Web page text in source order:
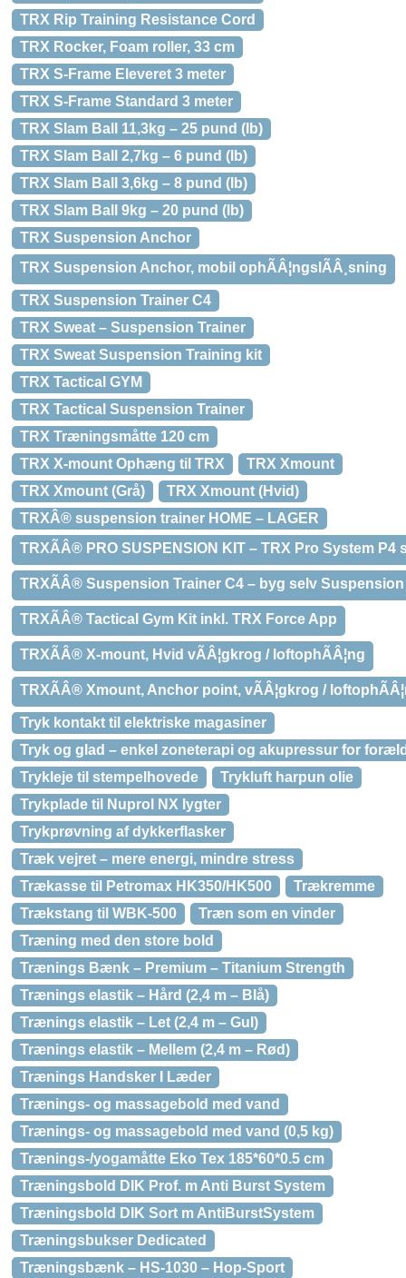
TRX Rip Training Resistance Cord
TRX Rocker, Foam roller, 33 cm
TRX S-Frame Eleveret 3 meter
TRX S-Frame Standard 3 meter
TRX Slam Ball 11,3kg – 25 pund (lb)
TRX Slam Ball 2,7kg – 6 pund (lb)
TRX Slam Ball 3,6kg – 8 pund (lb)
TRX Slam Ball 9kg – 20 pund (lb)
TRX Suspension Anchor
TRX Suspension Anchor, mobil ophÃÂ¦ngslÃÂ¸sning
TRX Suspension Trainer C4
TRX Sweat – Suspension Trainer
TRX Sweat Suspension Training kit
TRX Tactical GYM
TRX Tactical Suspension Trainer
TRX Træningsmåtte 120 cm
TRX X-mount Ophæng til TRX
TRX Xmount
TRX Xmount (Grå)
TRX Xmount (Hvid)
TRXÂ® suspension trainer HOME – LAGER
TRXÃÂ® PRO SUSPENSION KIT – TRX Pro System P4
TRXÃÂ® Suspension Trainer C4 – byg selv
TRXÃÂ® Tactical Gym Kit inkl. TRX Force App
TRXÃÂ® X-mount, Hvid vÃÂ¦gkrog / loftophÃÂ¦ng
TRXÃÂ® Xmount, Anchor point, vÃÂ¦gkrog /
Tryk kontakt til elektriske magasiner
Tryk og glad – enkel zoneterapi og akupressur for
Trykleje til stempelhovede
Trykluft harpun olie
Trykplade til Nuprol NX lygter
Trykprøvning af dykkerflasker
Træk vejret – mere energi, mindre stress
Trækasse til Petromax HK350/HK500
Trækremme
Trækstang til WBK-500
Træn som en vinder
Træning med den store bold
Trænings Bænk – Premium – Titanium Strength
Trænings elastik – Hård (2,4 m – Blå)
Trænings elastik – Let (2,4 m – Gul)
Trænings elastik – Mellem (2,4 m – Rød)
Trænings Handsker I Læder
Trænings- og massagebold med vand
Trænings- og massagebold med vand (0,5 kg)
Trænings-/yogamåtte Eko Tex 185*60*0.5 cm
Træningsbold DIK Prof. m Anti Burst System
Træningsbold DIK Sort m AntiBurstSystem
Træningsbukser Dedicated
Træningsbænk – HS-1030 – Hop-Sport